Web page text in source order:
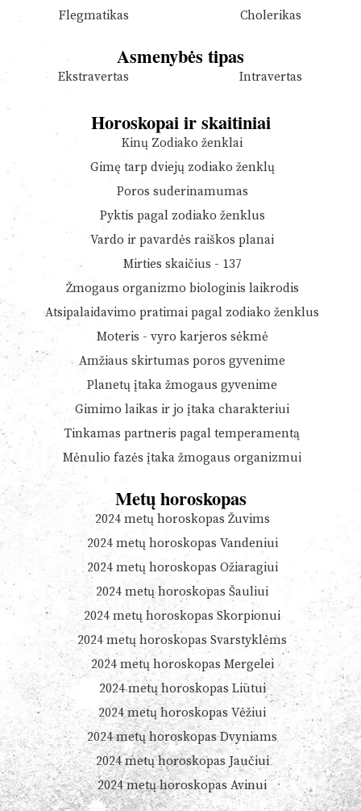
Flegmatikas
Cholerikas
Asmenybės tipas
Ekstravertas Intravertas
Horoskopai ir skaitiniai
Kinų Zodiako ženklai
Gimę tarp dviejų zodiako ženklų
Poros suderinamumas
Pyktis pagal zodiako ženklus
Vardo ir pavardės raiškos planai
Mirties skaičius - 137
Žmogaus organizmo biologinis laikrodis
Atsipalaidavimo pratimai pagal zodiako ženklus
Moteris - vyro karjeros sėkmė
Amžiaus skirtumas poros gyvenime
Planetų įtaka žmogaus gyvenime
Gimimo laikas ir jo įtaka charakteriui
Tinkamas partneris pagal temperamentą
Mėnulio fazės įtaka žmogaus organizmui
Metų horoskopas
2024 metų horoskopas Žuvims
2024 metų horoskopas Vandeniui
2024 metų horoskopas Ožiaragiui
2024 metų horoskopas Šauliui
2024 metų horoskopas Skorpionui
2024 metų horoskopas Svarstyklėms
2024 metų horoskopas Mergelei
2024 metų horoskopas Liūtui
2024 metų horoskopas Vėžiui
2024 metų horoskopas Dvyniams
2024 metų horoskopas Jaučiui
2024 metų horoskopas Avinui